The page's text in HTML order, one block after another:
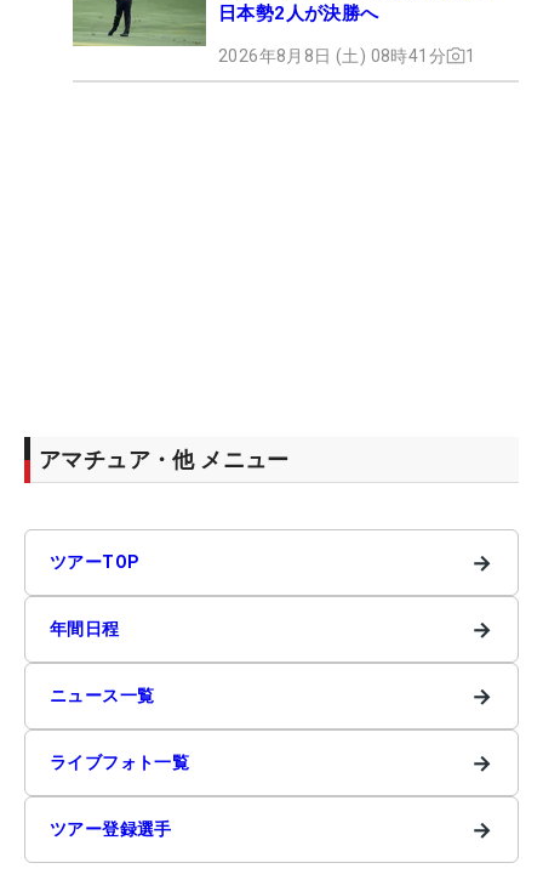
日本勢2人が決勝へ
2026年8月8日 (土) 08時41分 1
アマチュア・他 メニュー
ツアーTOP →
年間日程 →
ニュース一覧 →
ライブフォト一覧 →
ツアー登録選手 →